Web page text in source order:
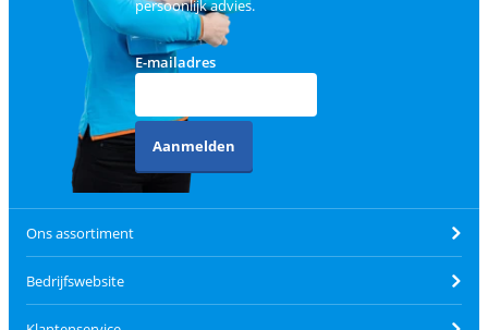
persoonlijk advies.
E-mailadres
Aanmelden
Ons assortiment
Bedrijfswebsite